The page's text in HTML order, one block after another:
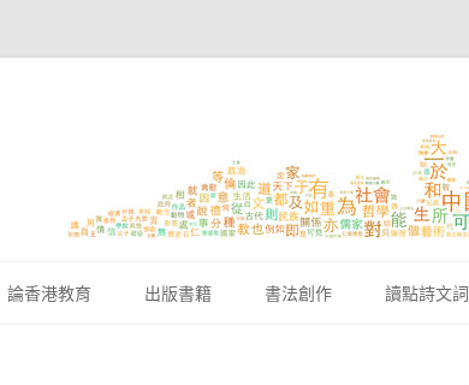
論香港教育 出版書籍 書法創作 讀點詩文詞